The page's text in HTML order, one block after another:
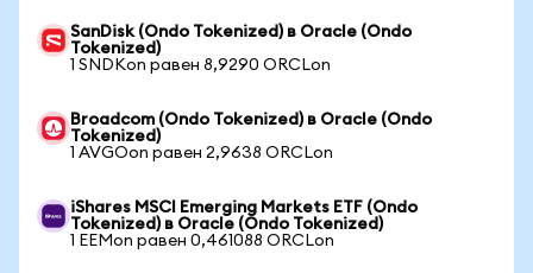
SanDisk (Ondo Tokenized) в Oracle (Ondo
Tokenized)
1 SNDKon равен 8,9290 ORCLon
Broadcom (Ondo Tokenized) в Oracle (Ondo
Tokenized)
1 AVGOon равен 2,9638 ORCLon
iShares MSCI Emerging Markets ETF (Ondo
Tokenized) в Oracle (Ondo Tokenized)
1 EEMon равен 0,461088 ORCLon